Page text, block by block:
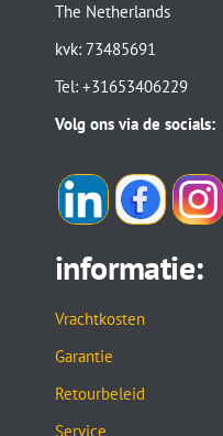
The Netherlands
kvk: 73485691
Tel: +31653406229
Volg ons via de socials:
informatie:
Vrachtkosten
Garantie
Retourbeleid
Service